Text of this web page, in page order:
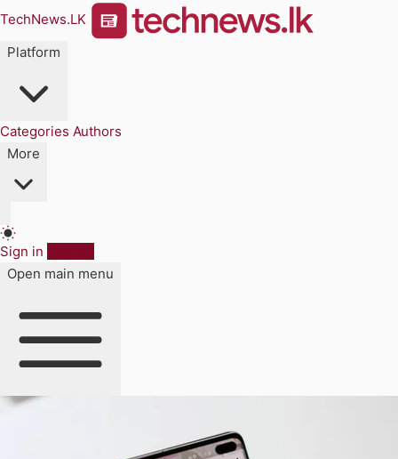
TechNews.LK
Platform
Categories Authors
More
Sign in
Open main menu